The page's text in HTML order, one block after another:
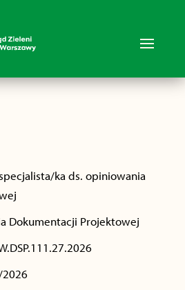
ka ds. opiniowania
Dokumentacji Projektowej